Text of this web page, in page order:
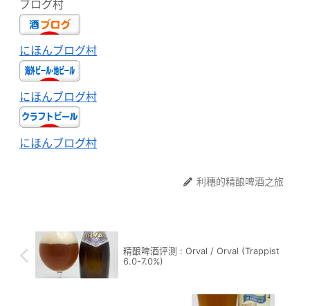
ブログ村
にほんブログ村
にほんブログ村
にほんブログ村
利穗的精酿啤酒之旅
精酿啤酒评测 : Orval / Orval (Trappist
6.0-7.0%)